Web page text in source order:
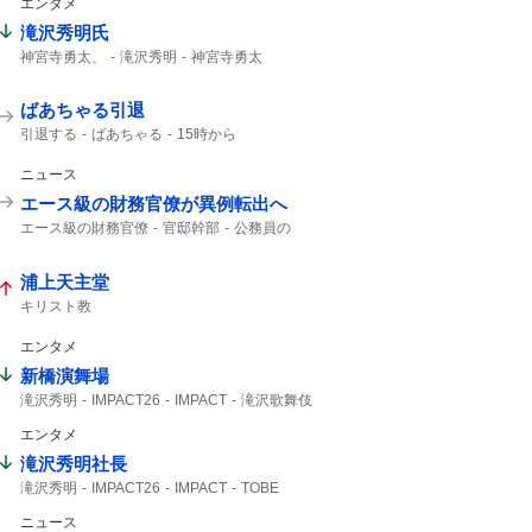
滝沢秀明氏
神宮寺勇太、 滝沢秀明
神宮寺勇太
ばあちゃる引退
引退する ばあちゃる 15時から
ニュース
エース級の財務官僚が異例転出へ
エース級の財務官僚 官邸幹部
公務員の
浦上天主堂
キリスト教
エンタメ
新橋演舞場
滝沢秀明 IMPACT26 IMPACT
滝沢歌舞伎
サンスポ
エンタメ
滝沢秀明社長
滝沢秀明 IMPACT26 IMPACT
TOBE
想像できない
ニュース